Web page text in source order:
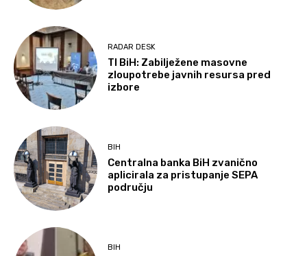
RADAR DESK
TI BiH: Zabilježene masovne
zloupotrebe javnih resursa pred
izbore
BIH
Centralna banka BiH zvanično
aplicirala za pristupanje SEPA
području
BIH